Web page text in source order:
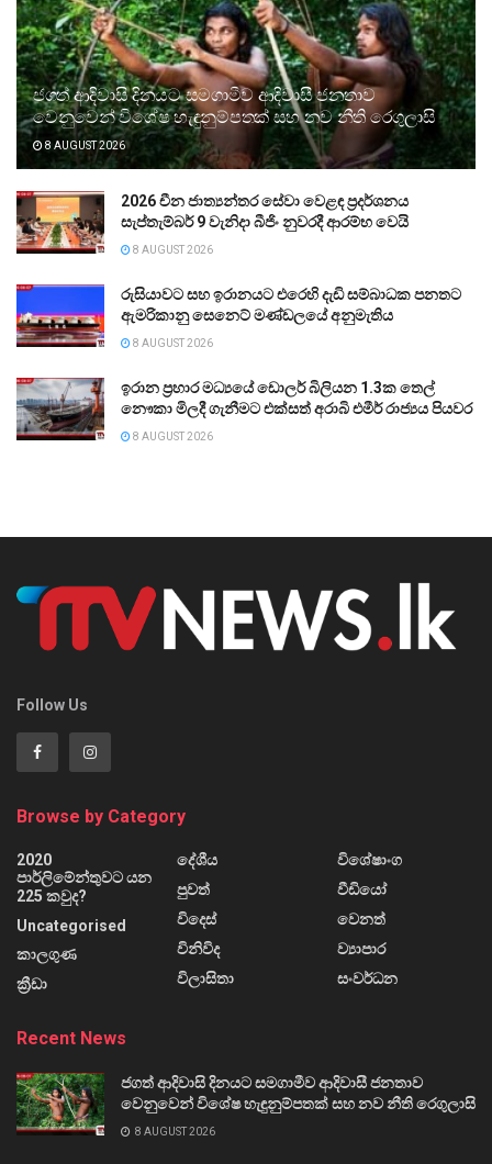
ජගත් ආදිවාසි දිනයට සමගාමීව ආදිවාසී ජනතාව
වෙනුවෙන් විශේෂ හැඳුනුම්පතක් සහ නව නීති රෙගුලාසි
8 AUGUST 2026
2026 චීන ජාත්‍යන්තර සේවා වෙළඳ ප්‍රදර්ශනය
සැප්තැම්බර් 9 වැනිදා බීජිං නුවරදී ආරම්භ වෙයි
8 AUGUST 2026
රුසියාවට සහ ඉරානයට එරෙහි දැඩි සම්බාධක පනතට
ඇමරිකානු සෙනෙට් මණ්ඩලයේ අනුමැතිය
8 AUGUST 2026
ඉරාන ප්‍රහාර මධ්‍යයේ ඩොලර් බිලියන 1.3ක තෙල්
නෞකා මිලදී ගැනීමට එක්සත් අරාබි එමීර් රාජ්‍යය පියවර
8 AUGUST 2026
Follow Us
Browse by Category
2020
පාර්ලිමේන්තුවට යන
225 කවුද?
Uncategorised
කාලගුණ
ක්‍රීඩා
දේශීය
පුවත්
විදෙස්
විනිවිද
විලාසිතා
විශේෂාංග
වීඩියෝ
වෙනත්
ව්‍යාපාර
සංවර්ධන
Recent News
ජගත් ආදිවාසි දිනයට සමගාමීව ආදිවාසී ජනතාව
වෙනුවෙන් විශේෂ හැඳුනුම්පතක් සහ නව නීති රෙගුලාසි
8 AUGUST 2026